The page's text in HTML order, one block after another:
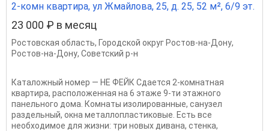
2-комн квартира, ул Жмайлова, 25, д. 25, 52 м², 6/9 эт.
23 000 ₽ в месяц
Ростовская область, Городской округ Ростов-на-Дону,
Ростов-на-Дону, Советский р-н
Каталожный номер — НЕ ФЕЙК Сдается 2-комнатная
квартира, расположенная на 6 этаже 9-ти этажного
панельного дома. Комнаты изолированные, санузел
раздельный, окна металлопластиковые. Есть все
необходимое для жизни: три новых дивана, стенка,